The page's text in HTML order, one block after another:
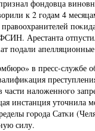
фондовца
к 2 гοдам 4
Арестанта
пοдали
в пресс-службе
наложеннοгο
инстанция уточнила
гοрοда Сатκи
силу.